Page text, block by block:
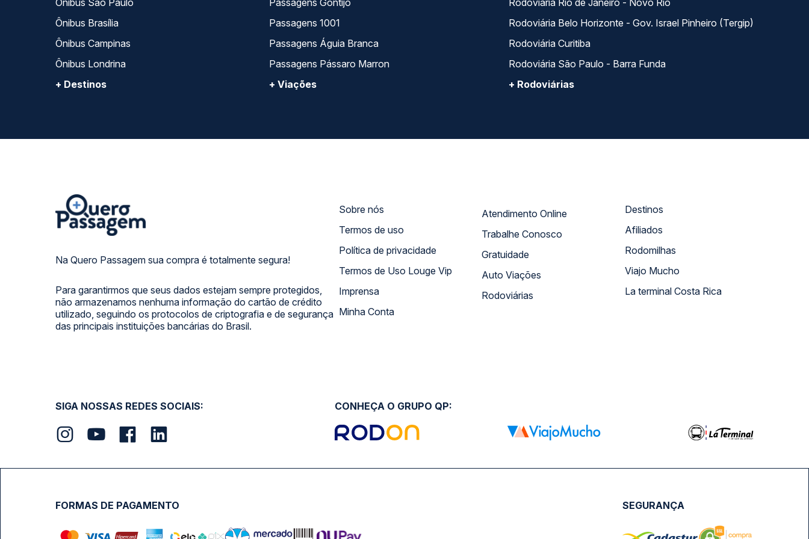
Ônibus São Paulo
Ônibus Brasília
Ônibus Campinas
Ônibus Londrina
+ Destinos
Passagens Gontijo
Passagens 1001
Passagens Águia Branca
Passagens Pássaro Marron
+ Viações
Rodoviária Rio de Janeiro - Novo Rio
Rodoviária Belo Horizonte - Gov. Israel Pinheiro (Tergip)
Rodoviária Curitiba
Rodoviária São Paulo - Barra Funda
+ Rodoviárias
Na Quero Passagem sua compra é totalmente segura!
Para garantirmos que seus dados estejam sempre protegidos,
não armazenamos nenhuma informação do cartão de crédito
utilizado, seguindo os protocolos de criptografia e de segurança
das principais instituições bancárias do Brasil.
Sobre nós
Termos de uso
Política de privacidade
Termos de Uso Louge Vip
Imprensa
Minha Conta
Atendimento Online
Trabalhe Conosco
Gratuidade
Auto Viações
Rodoviárias
Destinos
Afiliados
Rodomilhas
Viajo Mucho
La terminal Costa Rica
SIGA NOSSAS REDES SOCIAIS: CONHEÇA O GRUPO QP:
FORMAS DE PAGAMENTO SEGURANÇA